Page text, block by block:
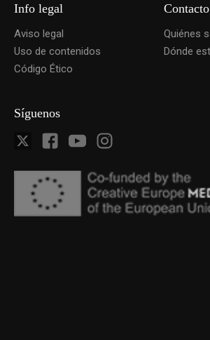
Info legal
Aviso legal
Uso de contenidos
Código Ético
Contacto
Quiénes
Dónde
Síguenos